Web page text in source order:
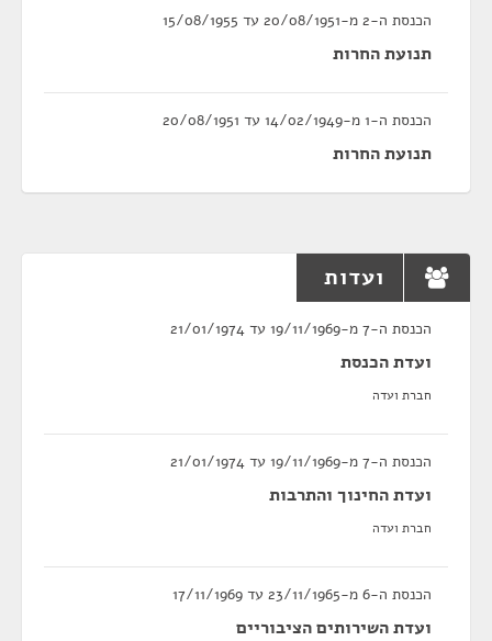
הכנסת ה-2 מ-20/08/1951 עד 15/08/1955
תנועת החרות
הכנסת ה-1 מ-14/02/1949 עד 20/08/1951
תנועת החרות
ועדות
הכנסת ה-7 מ-19/11/1969 עד 21/01/1974
ועדת הכנסת
חברת ועדה
הכנסת ה-7 מ-19/11/1969 עד 21/01/1974
ועדת החינוך והתרבות
חברת ועדה
הכנסת ה-6 מ-23/11/1965 עד 17/11/1969
ועדת השירותים הציבוריים